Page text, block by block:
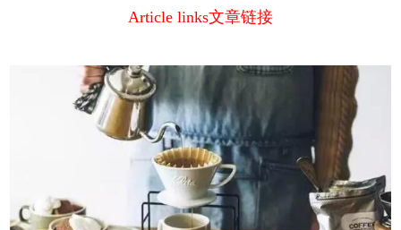
Article links文章链接